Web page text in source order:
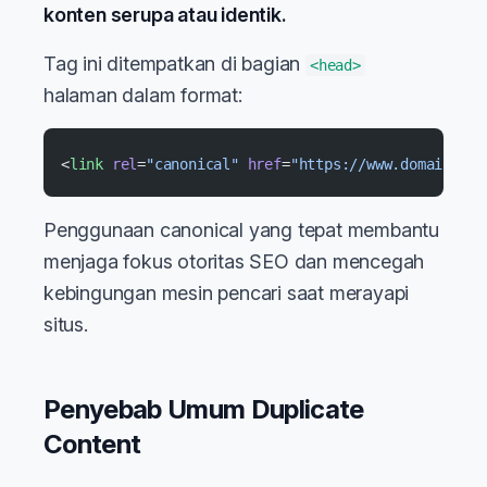
konten serupa atau identik.
Tag ini ditempatkan di bagian <head>
halaman dalam format:
<link rel="canonical" href="https://
Penggunaan canonical yang tepat membantu
menjaga fokus otoritas SEO dan mencegah
kebingungan mesin pencari saat merayapi
situs.
Penyebab Umum Duplicate
Content